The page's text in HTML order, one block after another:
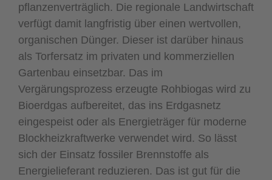
pflanzenverträglich. Die regionale Landwirtschaft
verfügt damit langfristig über einen wertvollen,
organischen Dünger. Dieser ist darüber hinaus
als Torfersatz im privaten und kommerziellen
Gartenbau einsetzbar. Das im
Vergärungsprozess erzeugte Rohbiogas wird zu
Bioerdgas aufbereitet, das ins Erdgasnetz
eingespeist oder als Energieträger für moderne
Blockheizkraftwerke verwendet wird. So lässt
sich der Einsatz fossiler Brennstoffe als
Energielieferant reduzieren. Das ist gut für die